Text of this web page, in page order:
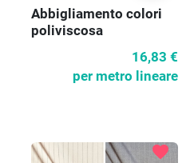
Abbigliamento colori
poliviscosa
16,83 €
per metro lineare
favorite